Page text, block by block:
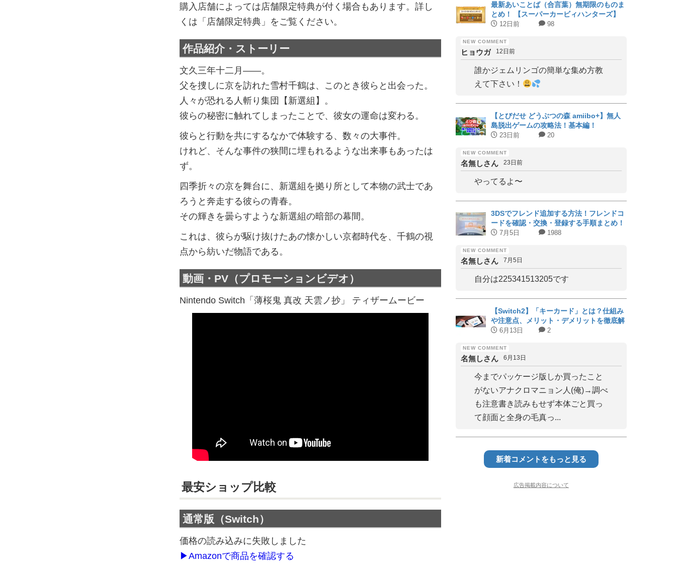
購入店舗によっては店舗限定特典が付く場合もあります。詳し
くは「店舗限定特典」をご覧ください。
作品紹介・ストーリー
文久三年十二月――。
父を捜しに京を訪れた雪村千鶴は、このとき彼らと出会った。
人々が恐れる人斬り集団【新選組】。
彼らの秘密に触れてしまったことで、彼女の運命は変わる。
彼らと行動を共にするなかで体験する、数々の大事件。
けれど、そんな事件の狭間に埋もれるような出来事もあったは
ず。
四季折々の京を舞台に、新選組を拠り所として本物の武士であ
ろうと奔走する彼らの青春。
その輝きを曇らすような新選組の暗部の幕間。
これは、彼らが駆け抜けたあの懐かしい京都時代を、千鶴の視
点から紡いだ物語である。
動画・PV（プロモーションビデオ）
Nintendo Switch「薄桜鬼 真改 天雲ノ抄」 ティザームービー
最安ショップ比較
通常版（Switch）
価格の読み込みに失敗しました
▶Amazonで商品を確認する
最新あいことば（合言葉）無期限のものま
とめ！ 【スーパーカービィハンターズ】
12日前 98
ヒョウガ 12日前
誰かジェムリンゴの簡単な集め方教
えて下さい！
【とびだせ どうぶつの森 amiibo+】無人
島脱出ゲームの攻略法！基本編！
23日前 20
名無しさん 23日前
やってるよ〜
3DSでフレンド追加する方法！フレンドコ
ードを確認・交換・登録する手順まとめ！
7月5日 1988
名無しさん 7月5日
自分は225341513205です
【Switch2】「キーカード」とは？仕組み
や注意点、メリット・デメリットを徹底解
説｜対応タイトルまとめ
6月13日 2
名無しさん 6月13日
今までパッケージ版しか買ったこと
がないアナクロマニョン人(俺)→調べ
も注意書き読みもせず本体ごと買っ
て顔面と全身の毛真っ...
新着コメントをもっと見る
広告掲載内容について